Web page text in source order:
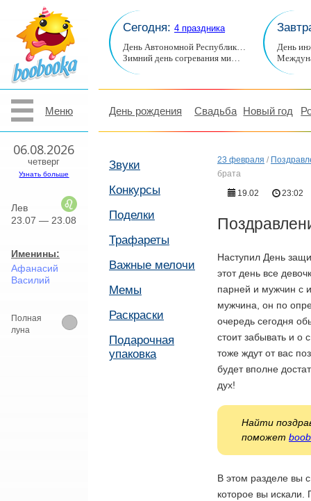
Меню
06.08.2026
четверг
Узнать больше
Лев
23.07 — 23.08
Именины:
Афанасий
Василий
Полная
луна
Сегодня: 4 праздника
День Автономной Республик…
Зимний день согревания ми…
День
День рождения Свадьба Новый год
Звуки
Конкурсы
Поделки
Трафареты
Важные мелочи
Мемы
Раскраски
Подарочная
упаковка
23 февраля /
брата
19.02
23:02
Наступил День
этот день все
парней и мужчин с
мужчина, он по
очередь сегодня
стоит забывать и о
тоже ждут от вас
будет вполне
дух!
Найти
поможет
В этом разделе вы
которое вы искали.